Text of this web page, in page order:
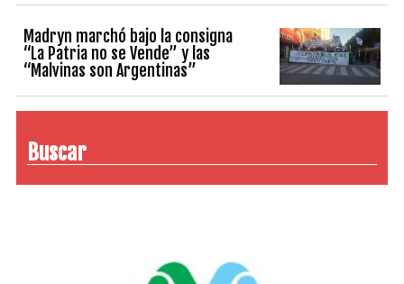
Madryn marchó bajo la consigna
“La Patria no se Vende” y las
“Malvinas son Argentinas”
Buscar